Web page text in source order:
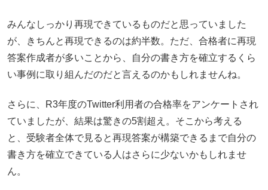
みんなしっかり再現できているものだと思っていました
が、きちんと再現できるのは約半数。ただ、合格者に再現
答案作成者が多いことから、自分の書き方を確立するくら
い事例に取り組んだのだと言えるのかもしれませんね。
さらに、R3年度のTwitter利用者の合格率をアンケートされ
ていましたが、結果は驚きの5割超え。そこから考える
と、受験者全体で見ると再現答案が構築できるまで自分の
書き方を確立できている人はさらに少ないかもしれませ
ん。